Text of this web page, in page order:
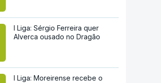
I Liga: Sérgio Ferreira quer
Alverca ousado no Dragão
I Liga: Moreirense recebe o